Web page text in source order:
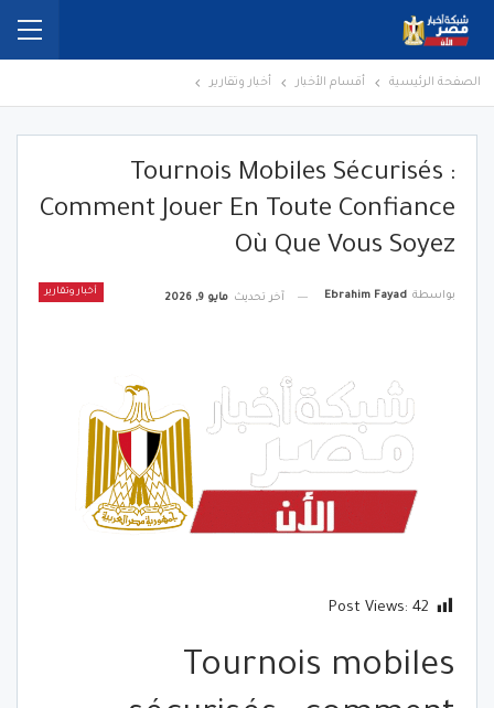
الصفحة الرئيسية أقسام الأخبار أخبار وتقارير
Tournois Mobiles Sécurisés :
Comment Jouer En Toute Confiance
Où Que Vous Soyez
أخبار وتقارير بواسطة Ebrahim Fayad آخر تحديث مايو 9, 2026
Post Views: 42
Tournois mobiles